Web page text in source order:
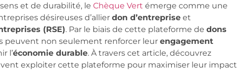
et de durabilité, le Chèque Vert émerge comme une
désireuses d’allier don d’entreprise et
(RSE). Par le biais de cette plateforme de dons
peuvent non seulement renforcer leur engagement
l’économie durable. À travers cet article, découvrez
exploiter cette plateforme pour maximiser leur impact